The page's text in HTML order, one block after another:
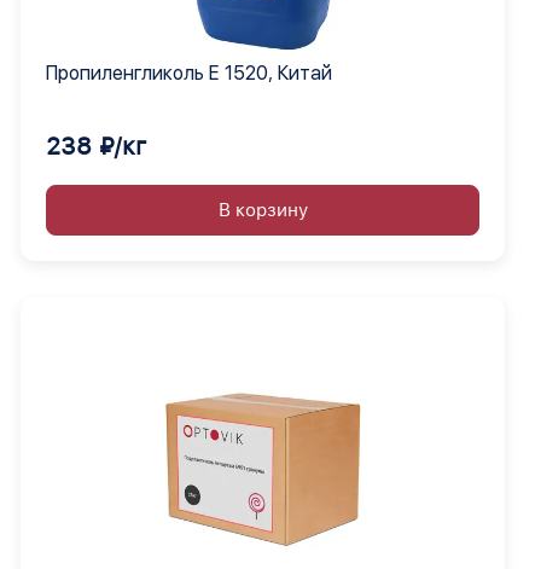
Пропиленгликоль Е 1520, Китай
238 ₽/кг
В корзину